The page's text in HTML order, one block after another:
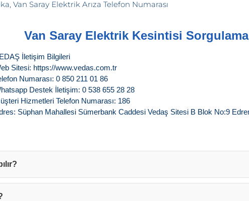
Van Saray Elektrik Kesintisi Sorgulama
İletişim Bilgileri
Sitesi: https://www.vedas.com.tr
Numarası: 0 850 211 01 86
Destek İletişim: 0 538 655 28 28
Hizmetleri Telefon Numarası: 186
Süphan Mahallesi Sümerbank Caddesi Vedaş Sitesi B Blok No:9